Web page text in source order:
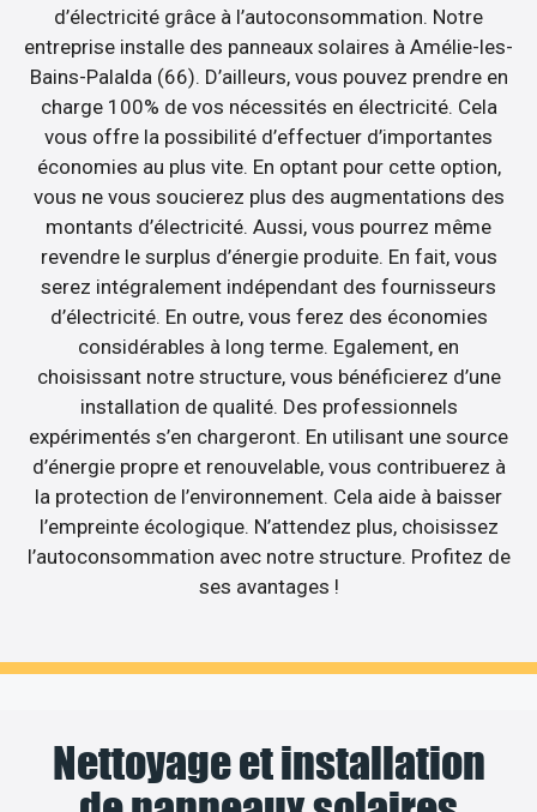
d’électricité grâce à l’autoconsommation. Notre
entreprise installe des panneaux solaires à Amélie-les-
Bains-Palalda (66). D’ailleurs, vous pouvez prendre en
charge 100% de vos nécessités en électricité. Cela
vous offre la possibilité d’effectuer d’importantes
économies au plus vite. En optant pour cette option,
vous ne vous soucierez plus des augmentations des
montants d’électricité. Aussi, vous pourrez même
revendre le surplus d’énergie produite. En fait, vous
serez intégralement indépendant des fournisseurs
d’électricité. En outre, vous ferez des économies
considérables à long terme. Egalement, en
choisissant notre structure, vous bénéficierez d’une
installation de qualité. Des professionnels
expérimentés s’en chargeront. En utilisant une source
d’énergie propre et renouvelable, vous contribuerez à
la protection de l’environnement. Cela aide à baisser
l’empreinte écologique. N’attendez plus, choisissez
l’autoconsommation avec notre structure. Profitez de
ses avantages !
Nettoyage et installation